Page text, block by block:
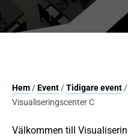
Hem/Event/Tidigare event/
Visualiseringscenter C
Välkommen till